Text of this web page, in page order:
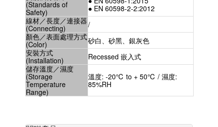
(Standards of
Safety)
● EN 60598-2-2:2012
線材／長度／連接器
(Connecting)
/
顏色／表面處理方式
(Color)
砂白、砂黑、銀灰色
安裝方式
(Installation)
Recessed 嵌入式
儲存溫度／濕度
(Storage
Temperature
Range)
溫度: -20℃ to + 50℃ / 濕度:
85%RH